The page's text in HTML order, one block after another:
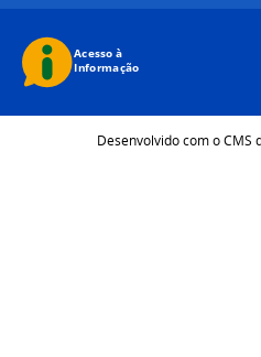
Desenvolvido com o CMS